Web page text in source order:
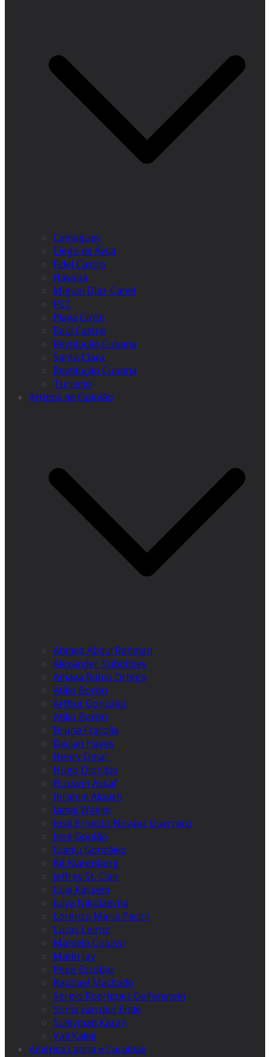
Camagüey
Ciego de Ávila
Fidel Castro
Havana
Miguel Díaz-Canel
PCC
Playa Girón
Raúl Castro
Revolução Cubana
Santa Clara
Revolução Cubana
Turismo
Artigos de Opinião
Ahmed Abdul Rahman
Alexander Tuboltsev
Amaya Rubio Ortega
Atilio Borón
Arthur González
Atilio Borón
Bruna Fracolla
Declan Hayes
Henry Omar
Hugo Dionísio
Hussein Assaf
Ibrahim Aloush
Jamal Wakim
José Ernesto Nováez Guerrero
José Goulão
Juanlu González
Kit Klarenberg
Jeffrey St. Clair
Julia Kassem
Julya Nikolaevna
Lorenzo Maria Pacini
Lucas Leiroz
Marcelo Colussi
Matin Jay
Pepe Escobar
Raphael Machado
Sergio Rodríguez Gelfenstein
Sonja van den Ende
Suleyman Karan
Vali Kaleji
América Latina e Caraíbas